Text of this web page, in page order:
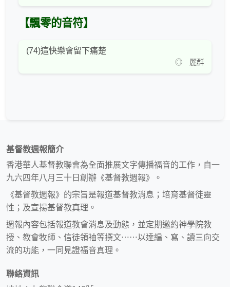
【飄零的音符】
(74)這快樂會留下痛楚
◎ 麗群
基督教週報簡介
香港華人基督教聯會為全面推展文字傳播福音的工作，自一
九六四年八月三十日創辦《基督教週報》。
《基督教週報》的宗旨是報道基督教消息；培育基督徒靈
性；及宣揚基督教真理。
週報內容包括報道教會消息及動態，並定期邀約神學院教
授、教會牧師、信徒領袖等撰文⋯⋯以達編、寫、讀三向交
流的功能，一同見證福音真理。
聯絡資訊